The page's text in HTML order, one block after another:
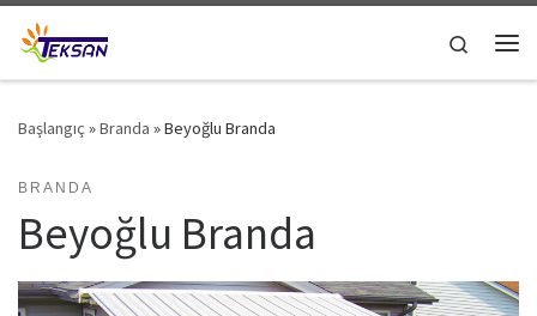
Skip to content
Search
Başlangıç »Branda »Beyoğlu Branda
BRANDA
Beyoğlu Branda